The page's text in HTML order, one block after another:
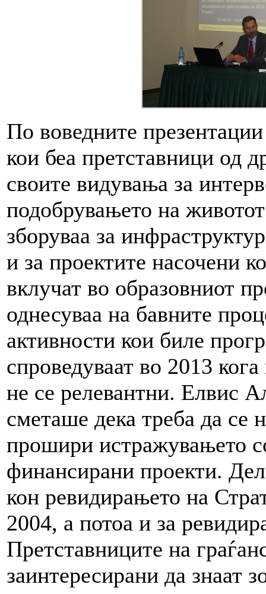
По воведните
кои беа претставници од
своите видувања за
подобрувањето на
зборуваа за
и за проектите насочени
вклучат во образовниот
однесуваа на бавните
активности кои биле
спроведуваат во 2013
не се релевантни. Елвис
сметаше дека треба да се
прошири истражувањето
финансирани проекти.
кон ревидирањето на
2004, а потоа и за
Претставниците на
заинтересирани да знаат